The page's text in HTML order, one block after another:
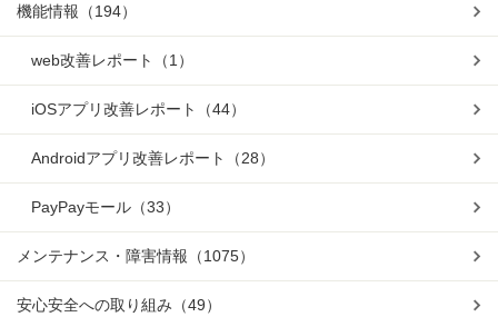
機能情報 （194）
web改善レポート （1）
iOSアプリ改善レポート （44）
Androidアプリ改善レポート （28）
PayPayモール （33）
メンテナンス・障害情報 （1075）
安心安全への取り組み （49）